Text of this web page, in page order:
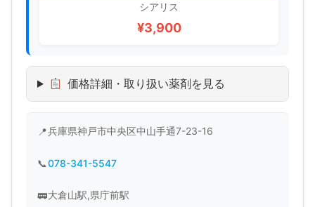
シアリス
¥3,900
価格詳細・取り扱い薬剤を見る
兵庫県神戸市中央区中山手通7-23-16
078-341-5547
大倉山駅,県庁前駅